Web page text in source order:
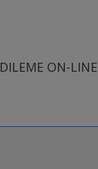
DILEME ON-LINE